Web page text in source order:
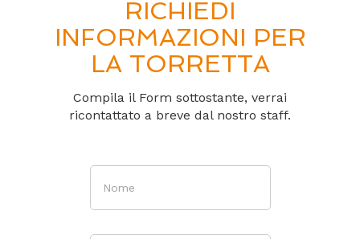
RICHIEDI
INFORMAZIONI PER
LA TORRETTA
Compila il Form sottostante, verrai
ricontattato a breve dal nostro staff.